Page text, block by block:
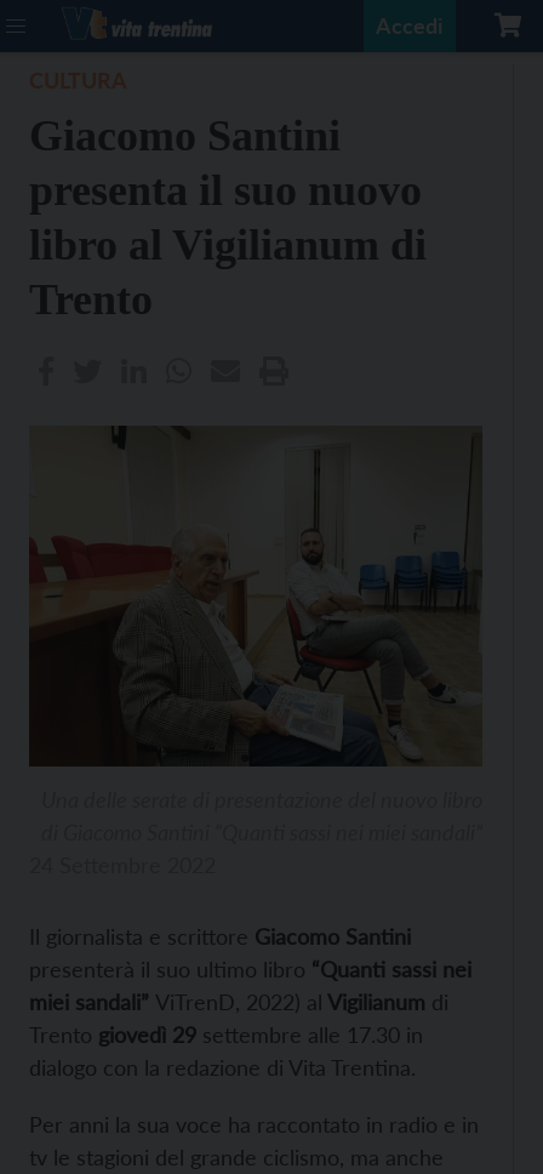
Accedi
Giacomo Santini
presenta il suo nuovo
libro al Vigilianum di
Trento
Il giornalista e scrittore Giacomo Santini
presenterà il suo ultimo libro “Quanti sassi nei
miei sandali” ViTrenD, 2022) al Vigilianum di
Trento giovedì 29 settembre alle 17.30 in
dialogo con la redazione di Vita Trentina.
Per anni la sua voce ha raccontato in radio e in
tv le stagioni del grande ciclismo, ma anche